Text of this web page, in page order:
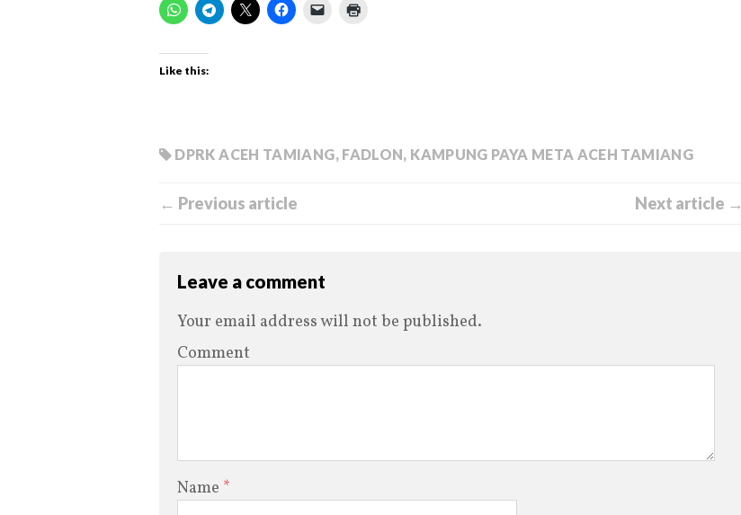
Like this:
DPRK ACEH TAMIANG, FADLON, KAMPUNG PAYA META ACEH TAMIANG
← Previous article Next article →
Leave a comment
Your email address will not be published.
Comment
Name *